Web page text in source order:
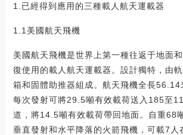
1.已經得到應用的三種載人航天運載器
1.1美國航天飛機
美國航天飛機是世界上第一種往返于地面
復使用的載人航天運載器。設計獨特，由
箱和固體助推器組成。航天飛機全長56.14
每次發射可將29.5噸有效載荷送入185至
道，將14.5噸有效載荷帶回地面。自重68
垂直發射和水平降落的火箭飛機，可載7人